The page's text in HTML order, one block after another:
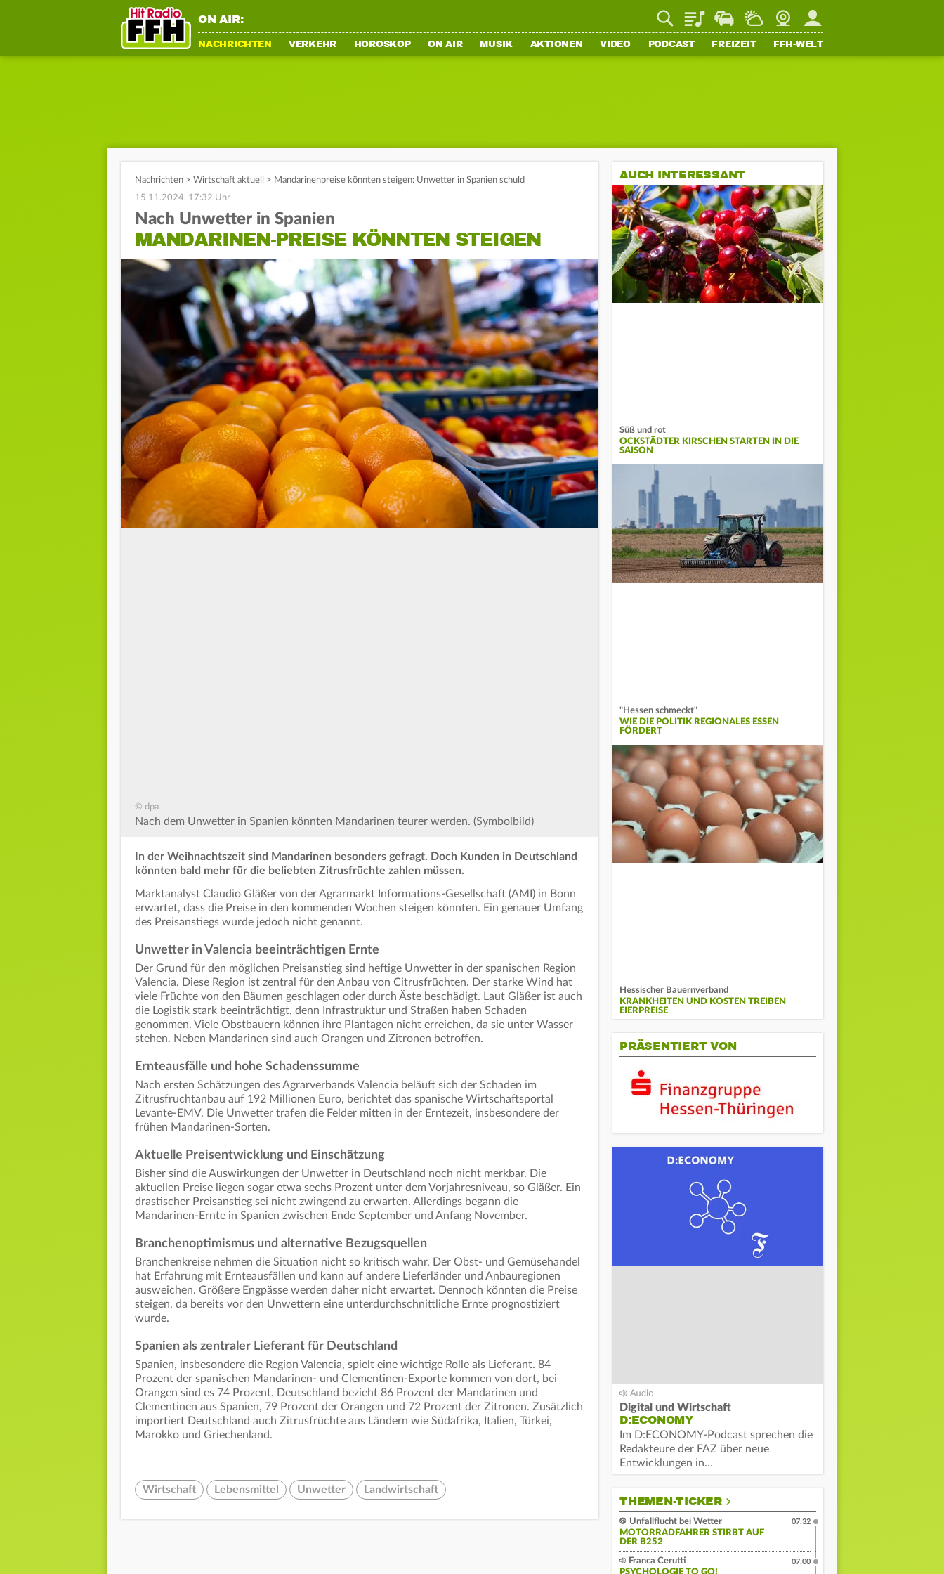
ON AIR: PlaylistStaupilotWetterWebcamMein FFH
NACHRICHTEN VERKEHR HOROSKOP ON AIR MUSIK AKTIONEN VIDEO PODCAST FREIZEIT FFH-WELT
Nachrichten > Wirtschaft aktuell > Mandarinenpreise könnten steigen: Unwetter in Spanien schuld
15.11.2024, 17:32 Uhr
Nach Unwetter in Spanien
MANDARINEN-PREISE KÖNNTEN STEIGEN
© dpa
Nach dem Unwetter in Spanien könnten Mandarinen teurer werden. (Symbolbild)
In der Weihnachtszeit sind Mandarinen besonders gefragt. Doch Kunden in Deutschland
könnten bald mehr für die beliebten Zitrusfrüchte zahlen müssen.
Marktanalyst Claudio Gläßer von der Agrarmarkt Informations-Gesellschaft (AMI) in Bonn
erwartet, dass die Preise in den kommenden Wochen steigen könnten. Ein genauer Umfang
des Preisanstiegs wurde jedoch nicht genannt.
Unwetter in Valencia beeinträchtigen Ernte
Der Grund für den möglichen Preisanstieg sind heftige Unwetter in der spanischen Region
Valencia. Diese Region ist zentral für den Anbau von Citrusfrüchten. Der starke Wind hat
viele Früchte von den Bäumen geschlagen oder durch Äste beschädigt. Laut Gläßer ist auch
die Logistik stark beeinträchtigt, denn Infrastruktur und Straßen haben Schaden
genommen. Viele Obstbauern können ihre Plantagen nicht erreichen, da sie unter Wasser
stehen. Neben Mandarinen sind auch Orangen und Zitronen betroffen.
Ernteausfälle und hohe Schadenssumme
Nach ersten Schätzungen des Agrarverbands Valencia beläuft sich der Schaden im
Zitrusfruchtanbau auf 192 Millionen Euro, berichtet das spanische Wirtschaftsportal
Levante-EMV. Die Unwetter trafen die Felder mitten in der Erntezeit, insbesondere der
frühen Mandarinen-Sorten.
Aktuelle Preisentwicklung und Einschätzung
Bisher sind die Auswirkungen der Unwetter in Deutschland noch nicht merkbar. Die
aktuellen Preise liegen sogar etwa sechs Prozent unter dem Vorjahresniveau, so Gläßer. Ein
drastischer Preisanstieg sei nicht zwingend zu erwarten. Allerdings begann die
Mandarinen-Ernte in Spanien zwischen Ende September und Anfang November.
Branchenoptimismus und alternative Bezugsquellen
Branchenkreise nehmen die Situation nicht so kritisch wahr. Der Obst- und Gemüsehandel
hat Erfahrung mit Ernteausfällen und kann auf andere Lieferländer und Anbauregionen
ausweichen. Größere Engpässe werden daher nicht erwartet. Dennoch könnten die Preise
steigen, da bereits vor den Unwettern eine unterdurchschnittliche Ernte prognostiziert
wurde.
Spanien als zentraler Lieferant für Deutschland
Spanien, insbesondere die Region Valencia, spielt eine wichtige Rolle als Lieferant. 84
Prozent der spanischen Mandarinen- und Clementinen-Exporte kommen von dort, bei
Orangen sind es 74 Prozent. Deutschland bezieht 86 Prozent der Mandarinen und
Clementinen aus Spanien, 79 Prozent der Orangen und 72 Prozent der Zitronen. Zusätzlich
importiert Deutschland auch Zitrusfrüchte aus Ländern wie Südafrika, Italien, Türkei,
Marokko und Griechenland.
Wirtschaft Lebensmittel Unwetter Landwirtschaft
AUCH INTERESSANT
Süß und rot
OCKSTÄDTER KIRSCHEN STARTEN IN DIE
SAISON
"Hessen schmeckt"
WIE DIE POLITIK REGIONALES ESSEN
FÖRDERT
Hessischer Bauernverband
KRANKHEITEN UND KOSTEN TREIBEN
EIERPREISE
PRÄSENTIERT VON
Digital und Wirtschaft
D:ECONOMY
Im D:ECONOMY-Podcast sprechen die
Redakteure der FAZ über neue
Entwicklungen in…
THEMEN-TICKER
Unfallflucht bei Wetter
MOTORRADFAHRER STIRBT AUF
DER B252
07:32
Franca Cerutti
PSYCHOLOGIE TO GO!
07:00